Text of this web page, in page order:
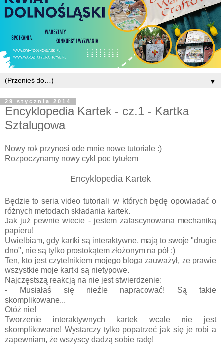
▼
29 stycznia 2014
Encyklopedia Kartek - cz.1 - Kartka
Sztalugowa
Nowy rok przynosi ode mnie nowe tutoriale :)
Rozpoczynamy nowy cykl pod tytułem
Encyklopedia Kartek
Będzie to seria video tutoriali, w których będę opowiadać o
różnych metodach składania kartek.
Jak już pewnie wiecie - jestem zafascynowana mechaniką
papieru!
Uwielbiam, gdy kartki są interaktywne, mają to swoje "drugie
dno", nie są tylko prostokątem złożonym na pół :)
Ten, kto jest czytelnikiem mojego bloga zauważył, że prawie
wszystkie moje kartki są nietypowe.
Najczęstszą reakcją na nie jest stwierdzenie:
- Musiałaś się nieźle napracować! Są takie
skomplikowane...
Otóż nie!
Tworzenie interaktywnych kartek wcale nie jest
skomplikowane! Wystarczy tylko popatrzeć jak się je robi a
zapewniam, że wszyscy dadzą sobie radę!